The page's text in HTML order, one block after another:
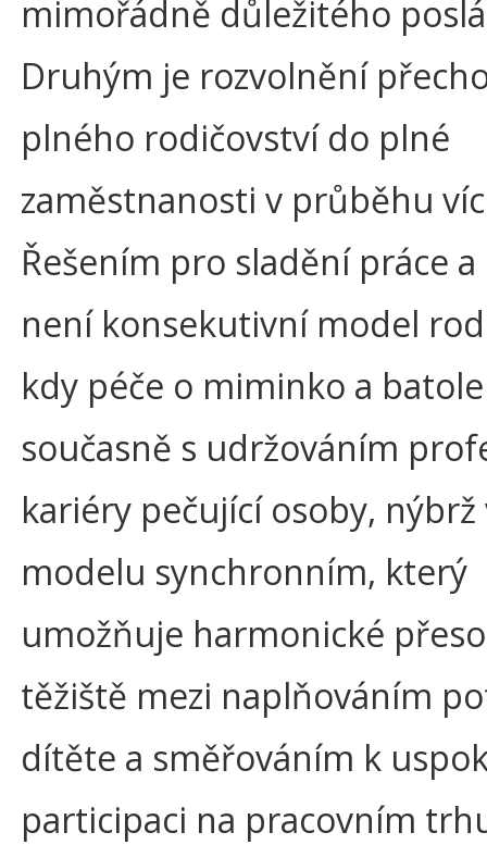
mimořádně důležitého
Druhým je rozvolnění
plného rodičovství do plné
zaměstnanosti v průběhu
Řešením pro sladění práce
není konsekutivní model
kdy péče o miminko a
současně s udržováním
kariéry pečující osoby, nýbrž
modelu synchronním, který
umožňuje harmonické
těžiště mezi naplňováním
dítěte a směřováním k
participaci na pracovním